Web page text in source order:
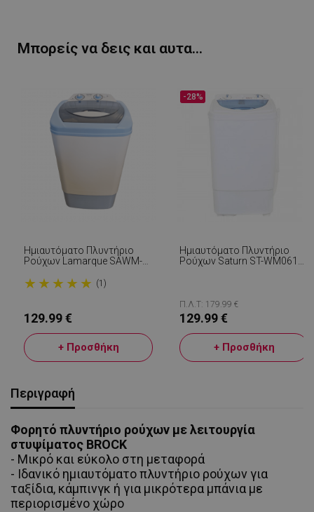
Μπορείς να δεις και αυτα...
Ημιαυτόματο Πλυντήριο
Ρούχων Lamarque SAWM-
Χρονοδιακόπτης,
★ ★ ★ ★ ★ (1)
129.99 €
+ Προσθήκη
Ημιαυτόματο Πλυντήριο
Ρούχων Saturn ST-WM0615,
Λευκό
-28%
Π.Λ.Τ: 179.99 €
129.99 €
+ Προσθήκη
Περιγραφή
Φορητό πλυντήριο ρούχων μελειτουργία
στυψίματος BROCK
- Μικρό και εύκολο στη μεταφορά
- Ιδανικό ημιαυτόματο πλυντήριο ρούχων για
ταξίδια, κάμπινγκ ή για μικρότερα μπάνια με
περιορισμένο χώρο